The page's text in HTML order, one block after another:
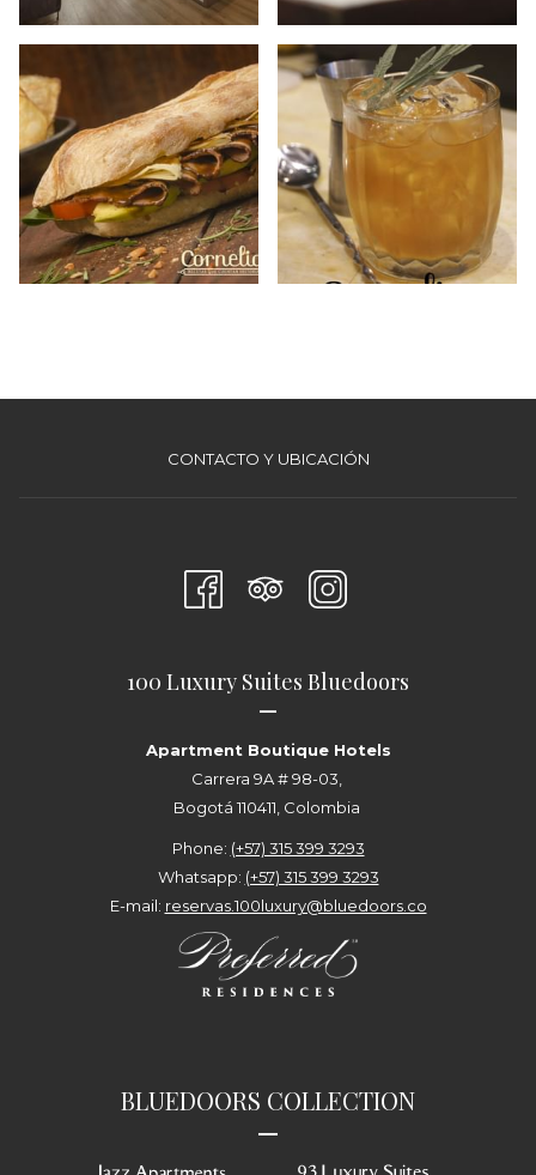
CONTACTO Y UBICACIÓN
100 Luxury Suites Bluedoors
—
Apartment Boutique Hotels
Carrera 9A # 98-03,
Bogotá 110411, Colombia
Phone: (+57) 315 399 3293
Whatsapp: (+57) 315 399 3293
E-mail: reservas.100luxury@bluedoors.co
BLUEDOORS COLLECTION
—